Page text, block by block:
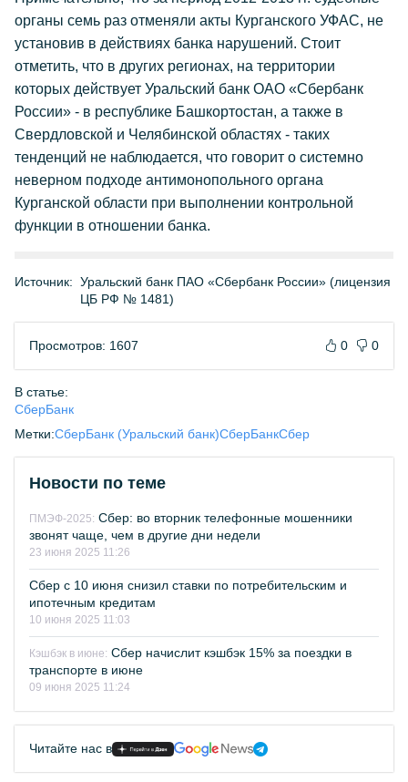
органы семь раз отменяли акты Курганского УФАС, не
установив в действиях банка нарушений. Стоит
отметить, что в других регионах, на территории
которых действует Уральский банк ОАО «Сбербанк
России» - в республике Башкортостан, а также в
Свердловской и Челябинской областях - таких
тенденций не наблюдается, что говорит о системно
неверном подходе антимонопольного органа
Курганской области при выполнении контрольной
функции в отношении банка.
Источник: Уральский банк ПАО «Сбербанк России» (лицензия
ЦБ РФ № 1481)
Просмотров: 1607 0 0
В статье:
СберБанк
Метки:СберБанк (Уральский банк)СберБанкСбер
Новости по теме
ПМЭФ-2025: Сбер: во вторник телефонные мошенники
звонят чаще, чем в другие дни недели
23 июня 2025 11:26
Сбер с 10 июня снизил ставки по потребительским и
ипотечным кредитам
10 июня 2025 11:03
Кэшбэк в июне: Сбер начислит кэшбэк 15% за поездки в
транспорте в июне
09 июня 2025 11:24
Читайте нас в